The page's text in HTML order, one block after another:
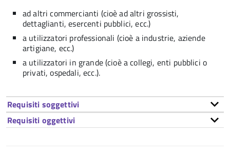
ad altri commercianti (cioè ad altri grossisti,
dettaglianti, esercenti pubblici, ecc.)
a utilizzatori professionali (cioè a industrie, aziende
artigiane, ecc.)
a utilizzatori in grande (cioè a collegi, enti pubblici o
privati, ospedali, ecc.).
Requisiti soggettivi
Requisiti oggettivi